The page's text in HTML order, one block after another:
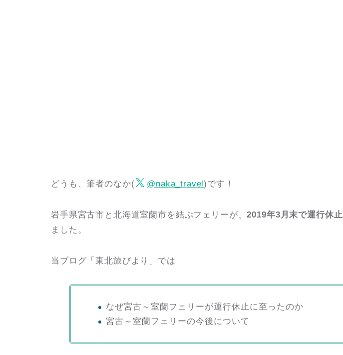
どうも、筆者のなか( @naka_travel)です！
岩手県宮古市と北海道室蘭市を結ぶフェリーが、2019年3月末で運行休止
ました。
当ブログ「東北旅びより」では
なぜ宮古～室蘭フェリーが運行休止に至ったのか
宮古～室蘭フェリーの今後について